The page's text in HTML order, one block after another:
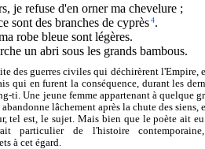
je refuse d'en orner ma chevelure ;
sont des branches de cyprès4.
robe bleue sont légères.
un abri sous les grands bambous.
des guerres civiles qui déchirèrent l'Empire,
qui en furent la conséquence, durant les
ti. Une jeune femme appartenant à quelque
lâchement après la chute des siens,
tel est, le sujet. Mais bien que le poète ait eu
particulier de l'histoire
à cet égard.